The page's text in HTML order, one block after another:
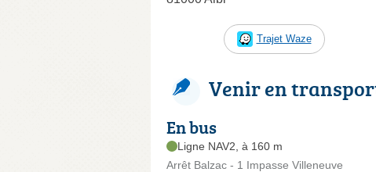
Trajet Waze
Venir en
En bus
Ligne NAV2, à 160 m
Arrêt Balzac - 1 Impasse Villeneuve